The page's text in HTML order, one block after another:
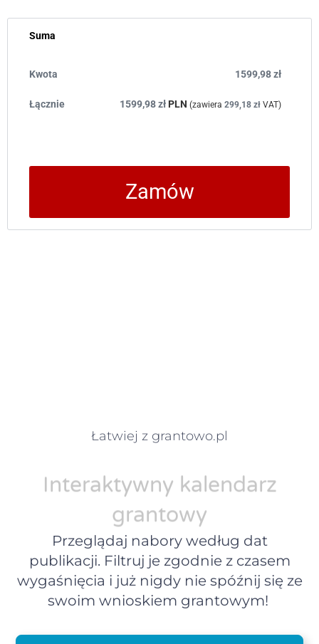
Suma
1599,98zł
1599,98zł PLN (zawiera 299,18 zł VAT)
Zamów
Łatwiej z grantowo.pl
Interaktywny kalendarz
grantowy
Przeglądaj nabory według dat
publikacji. Filtruj je zgodnie z czasem
wygaśnięcia i już nigdy nie spóźnij się ze
swoim wnioskiem grantowym!